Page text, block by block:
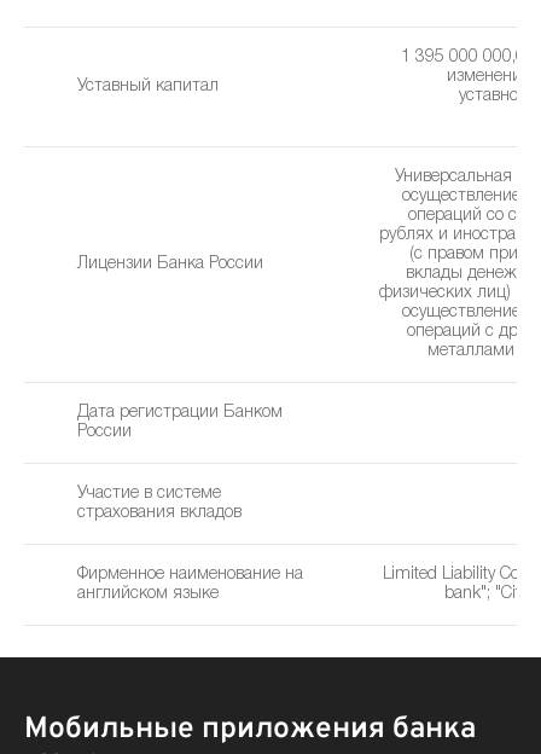
Уставный капитал
1 395 000 000,00
изменения
уставного
Лицензии Банка России
Универсальная
осуществление
операций со
рублях и
(с правом
вклады
физических лиц)
осуществление
операций с
металлами
Дата регистрации Банком
России
Участие в системе
страхования вкладов
Фирменное наименование на
английском языке
Limited Liability
bank"; "Cifra
Мобильные приложения банка